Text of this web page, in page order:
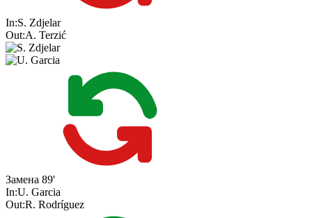
In:S. Zdjelar
Out:A. Terzić
Замена 89'
In:U. Garcia
Out:R. Rodríguez